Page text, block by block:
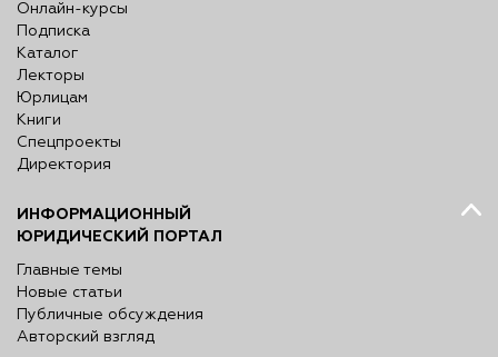
Онлайн-курсы
Подписка
Каталог
Лекторы
Юрлицам
Книги
Спецпроекты
Директория
ИНФОРМАЦИОННЫЙ
ЮРИДИЧЕСКИЙ ПОРТАЛ
Главные темы
Новые статьи
Публичные обсуждения
Авторский взгляд